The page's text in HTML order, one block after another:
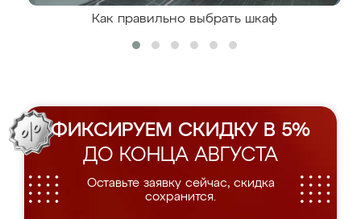
Как правильно выбрать шкаф
ФИКСИРУЕМ СКИДКУ В 5%
ДО КОНЦА АВГУСТА
Оставьте заявку сейчас, скидка
сохранится.